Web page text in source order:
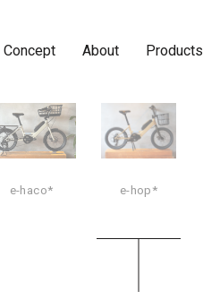
Concept About Products
e-haco* e-hop*